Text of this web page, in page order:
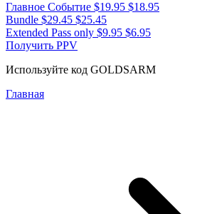
Главное Событие $19.95 $18.95
Bundle $29.45 $25.45
Extended Pass only $9.95 $6.95
Получить PPV
Используйте код GOLDSARM
Главная